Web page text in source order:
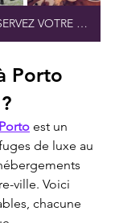
FADO EN DIRECT : RÉSERVEZ VOTRE PLACE
Porto
est un
de luxe au
ville. Voici
chacune